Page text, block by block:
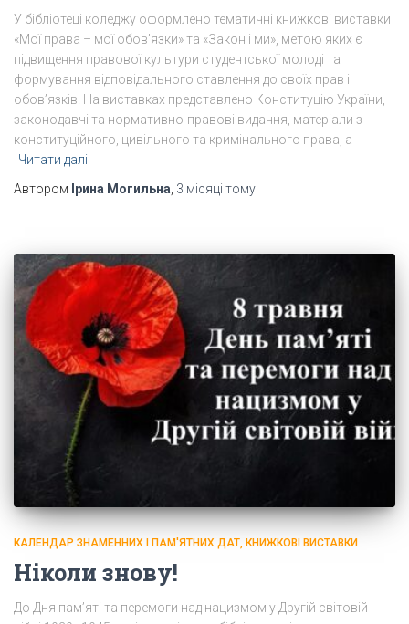
У бібліотеці коледжу оформлено тематичні книжкові виставки
«Мої права – мої обов’язки» та «Закон і ми», метою яких є
підвищення правової культури студентської молоді та
формування відповідального ставлення до своїх прав і
обов’язків. На виставках представлено Конституцію України,
законодавчі та нормативно-правові видання, матеріали з
конституційного, цивільного та кримінального права, а
Читати далі
Автором Ірина Могильна 3 місяці тому
КАЛЕНДАР ЗНАМЕННИХ І ПАМ'ЯТНИХ ДАТ, КНИЖКОВІ ВИСТАВКИ
Ніколи знову!
До Дня пам’яті та перемоги над нацизмом у Другій світовій